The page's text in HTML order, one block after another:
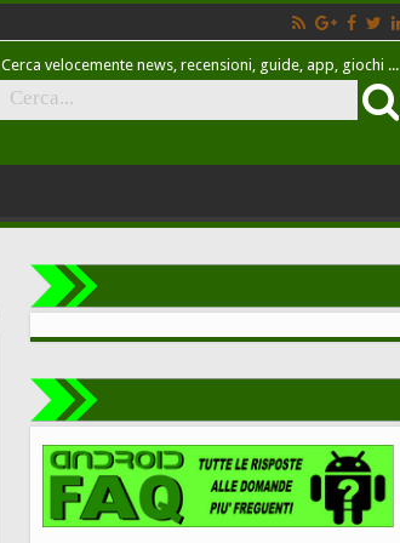
Cerca velocemente news, recensioni, guide, app, giochi ...